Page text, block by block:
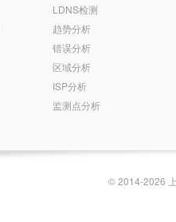
LDNS检测
趋势分析
错误分析
区域分析
ISP分析
监测点分析
© 2014-2026